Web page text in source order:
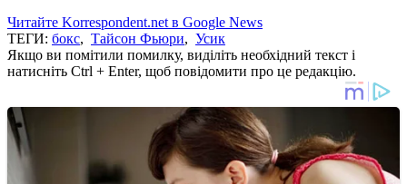
Читайте Korrespondent.net в Google News
ТЕГИ: бокс, Тайсон Фьюри, Усик
Якщо ви помітили помилку, виділіть необхідний текст і
натисніть Ctrl + Enter, щоб повідомити про це редакцію.